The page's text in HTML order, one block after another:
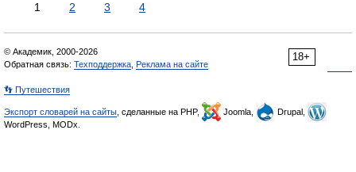
1 2 3 4
18+
© Академик, 2000-2026
Обратная связь: Техподдержка Реклама на сайте
👣 Путешествия
Экспорт словарей на сайты , сделанные на PHP, Joomla,
Drupal,
WordPress, MODx.